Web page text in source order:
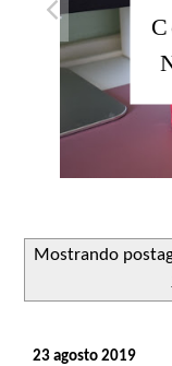
Mostrando
23 agosto 2019